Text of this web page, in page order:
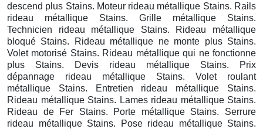
descend plus Stains. Moteur rideau métallique Stains. Rails
rideau métallique Stains. Grille métallique Stains.
Technicien rideau métallique Stains. Rideau métallique
bloqué Stains. Rideau métallique ne monte plus Stains.
Volet motorisé Stains. Rideau métallique qui ne fonctionne
plus Stains. Devis rideau métallique Stains. Prix
dépannage rideau métallique Stains. Volet roulant
métallique Stains. Entretien rideau métallique Stains.
Rideau métallique Stains. Lames rideau métallique Stains.
Rideau de Fer Stains. Porte métallique Stains. Serrure
rideau métallique Stains. Pose rideau métallique Stains.